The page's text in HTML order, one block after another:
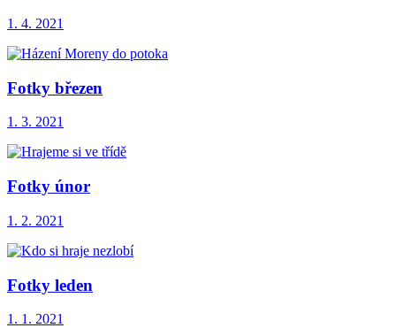
1. 4. 2021
Fotky březen
1. 3. 2021
Fotky únor
1. 2. 2021
Fotky leden
1. 1. 2021